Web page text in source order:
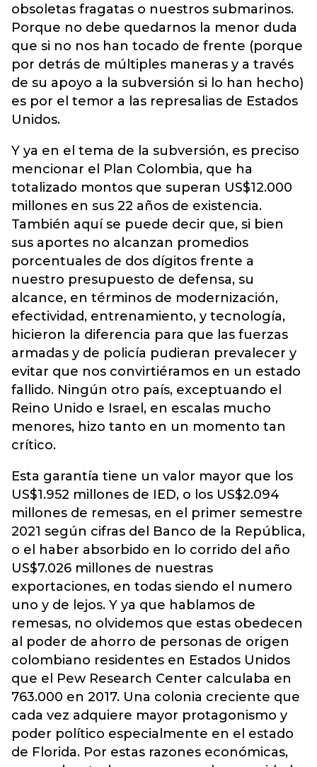
obsoletas fragatas o nuestros submarinos.
Porque no debe quedarnos la menor duda
que si no nos han tocado de frente (porque
por detrás de múltiples maneras y a través
de su apoyo a la subversión si lo han hecho)
es por el temor a las represalias de Estados
Unidos.
Y ya en el tema de la subversión, es preciso
mencionar el Plan Colombia, que ha
totalizado montos que superan US$12.000
millones en sus 22 años de existencia.
También aquí se puede decir que, si bien
sus aportes no alcanzan promedios
porcentuales de dos dígitos frente a
nuestro presupuesto de defensa, su
alcance, en términos de modernización,
efectividad, entrenamiento, y tecnología,
hicieron la diferencia para que las fuerzas
armadas y de policía pudieran prevalecer y
evitar que nos convirtiéramos en un estado
fallido. Ningún otro país, exceptuando el
Reino Unido e Israel, en escalas mucho
menores, hizo tanto en un momento tan
crítico.
Esta garantía tiene un valor mayor que los
US$1.952 millones de IED, o los US$2.094
millones de remesas, en el primer semestre
2021 según cifras del Banco de la República,
o el haber absorbido en lo corrido del año
US$7.026 millones de nuestras
exportaciones, en todas siendo el numero
uno y de lejos. Y ya que hablamos de
remesas, no olvidemos que estas obedecen
al poder de ahorro de personas de origen
colombiano residentes en Estados Unidos
que el Pew Research Center calculaba en
763.000 en 2017. Una colonia creciente que
cada vez adquiere mayor protagonismo y
poder político especialmente en el estado
de Florida. Por estas razones económicas,